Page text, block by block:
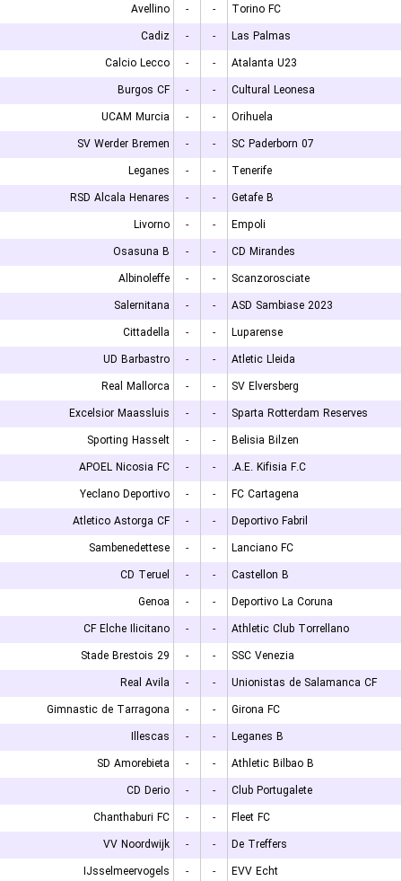
Avellino
- -
Torino FC
Cadiz
- -
Las Palmas
Calcio Lecco
- -
Atalanta U23
Burgos CF
- -
Cultural Leonesa
UCAM Murcia
- -
Orihuela
SV Werder Bremen
- -
SC Paderborn 07
Leganes
- -
Tenerife
RSD Alcala Henares
- -
Getafe B
Livorno
- -
Empoli
Osasuna B
- -
CD Mirandes
Albinoleffe
- -
Scanzorosciate
Salernitana
- -
ASD Sambiase 2023
Cittadella
- -
Luparense
UD Barbastro
- -
Atletic Lleida
Real Mallorca
- -
SV Elversberg
Excelsior Maassluis
- -
Sparta Rotterdam Reserves
Sporting Hasselt
- -
Belisia Bilzen
APOEL Nicosia FC
- -
A.E. Kifisia F.C.
Yeclano Deportivo
- -
FC Cartagena
Atletico Astorga CF
- -
Deportivo Fabril
Sambenedettese
- -
Lanciano FC
CD Teruel
- -
Castellon B
Genoa
- -
Deportivo La Coruna
CF Elche Ilicitano
- -
Athletic Club Torrellano
Stade Brestois 29
- -
SSC Venezia
Real Avila
- -
Unionistas de Salamanca CF
Gimnastic de Tarragona
- -
Girona FC
Illescas
- -
Leganes B
SD Amorebieta
- -
Athletic Bilbao B
CD Derio
- -
Club Portugalete
Chanthaburi FC
- -
Fleet FC
VV Noordwijk
- -
De Treffers
IJsselmeervogels
- -
EVV Echt